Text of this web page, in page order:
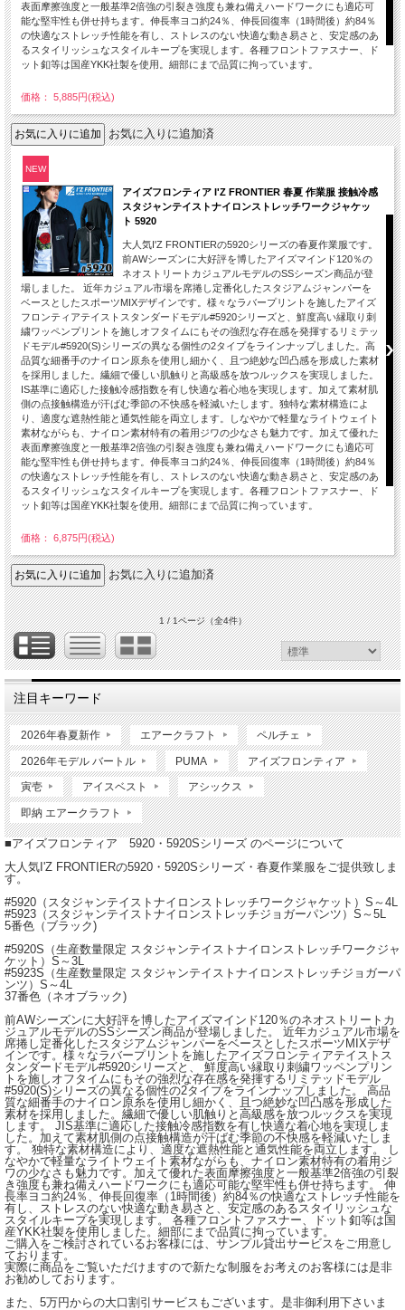
表面摩擦強度と一般基準2倍強の引裂き強度も兼ね備えハードワークにも適応可
能な堅牢性も併せ持ちます。伸長率ヨコ約24％、伸長回復率（1時間後）約84％
の快適なストレッチ性能を有し、ストレスのない快適な動き易さと、安定感のあ
るスタイリッシュなスタイルキープを実現します。各種フロントファスナー、ド
ット釦等は国産YKK社製を使用。細部にまで品質に拘っています。
価格： 5,885円(税込)
お気に入りに追加済
NEW
アイズフロンティア I'Z FRONTIER 春夏 作業服 接触冷感
スタジャンテイストナイロンストレッチワークジャケッ
ト 5920
大人気I'Z FRONTIERの5920シリーズの春夏作業服です。
前AWシーズンに大好評を博したアイズマインド120％の
ネオストリートカジュアルモデルのSSシーズン商品が登
場しました。 近年カジュアル市場を席捲し定番化したスタジアムジャンパーを
ベースとしたスポーツMIXデザインです。様々なラバープリントを施したアイズ
フロンティアテイストスタンダードモデル#5920シリーズと、鮮度高い縁取り刺
繍ワッペンプリントを施しオフタイムにもその強烈な存在感を発揮するリミテッ
ドモデル#5920(S)シリーズの異なる個性の2タイプをラインナップしました。高
品質な細番手のナイロン原糸を使用し細かく、且つ絶妙な凹凸感を形成した素材
を採用しました。繊細で優しい肌触りと高級感を放つルックスを実現しました。
IS基準に適応した接触冷感指数を有し快適な着心地を実現します。加えて素材肌
側の点接触構造が汗ばむ季節の不快感を軽減いたします。独特な素材構造によ
り、適度な遮熱性能と通気性能を両立します。しなやかで軽量なライトウェイト
素材ながらも、ナイロン素材特有の着用ジワの少なさも魅力です。加えて優れた
表面摩擦強度と一般基準2倍強の引裂き強度も兼ね備えハードワークにも適応可
能な堅牢性も併せ持ちます。伸長率ヨコ約24％、伸長回復率（1時間後）約84％
の快適なストレッチ性能を有し、ストレスのない快適な動き易さと、安定感のあ
るスタイリッシュなスタイルキープを実現します。各種フロントファスナー、ド
ット釦等は国産YKK社製を使用。細部にまで品質に拘っています。
価格： 6,875円(税込)
お気に入りに追加済
1 / 1ページ（全4件）
注目キーワード
2026年春夏新作 エアークラフト ペルチェ
2026年モデル バートル PUMA アイズフロンティア
寅壱 アイスベスト アシックス
即納 エアークラフト
■アイズフロンティア 5920・5920Sシリーズ のページについて
大人気I'Z FRONTIERの5920・5920Sシリーズ・春夏作業服をご提供致しま
す。
#5920（スタジャンテイストナイロンストレッチワークジャケット）S～4L
#5923（スタジャンテイストナイロンストレッチジョガーパンツ）S～5L
5番色（ブラック)
#5920S（生産数量限定 スタジャンテイストナイロンストレッチワークジャ
ケット）S～3L
#5923S（生産数量限定 スタジャンテイストナイロンストレッチジョガーパ
ンツ）S～4L
37番色（ネオブラック)
前AWシーズンに大好評を博したアイズマインド120％のネオストリートカ
ジュアルモデルのSSシーズン商品が登場しました。 近年カジュアル市場を
席捲し定番化したスタジアムジャンパーをベースとしたスポーツMIXデザ
インです。様々なラバープリントを施したアイズフロンティアテイストス
タンダードモデル#5920シリーズと、 鮮度高い縁取り刺繍ワッペンプリン
トを施しオフタイムにもその強烈な存在感を発揮するリミテッドモデル
#5920(S)シリーズの異なる個性の2タイプをラインナップしました。 高品
質な細番手のナイロン原糸を使用し細かく、且つ絶妙な凹凸感を形成した
素材を採用しました。繊細で優しい肌触りと高級感を放つルックスを実現
します。 JIS基準に適応した接触冷感指数を有し快適な着心地を実現しま
した。加えて素材肌側の点接触構造が汗ばむ季節の不快感を軽減いたしま
す。 独特な素材構造により、適度な遮熱性能と通気性能を両立します。 し
なやかで軽量なライトウェイト素材ながらも、ナイロン素材特有の着用ジ
ワの少なさも魅力です。加えて優れた表面摩擦強度と一般基準2倍強の引裂
き強度も兼ね備えハードワークにも適応可能な堅牢性も併せ持ちます。 伸
長率ヨコ約24％、伸長回復率（1時間後）約84％の快適なストレッチ性能を
有し、ストレスのない快適な動き易さと、安定感のあるスタイリッシュな
スタイルキープを実現します。 各種フロントファスナー、ドット釦等は国
産YKK社製を使用しました。細部にまで品質に拘っています。
ご購入をご検討されているお客様には、サンプル貸出サービスをご用意し
ております。
実際に商品をご覧いただけますので新たな制服をお考えのお客様には是非
お勧めしております。
また、5万円からの大口割引サービスもございます。是非御利用下さいま